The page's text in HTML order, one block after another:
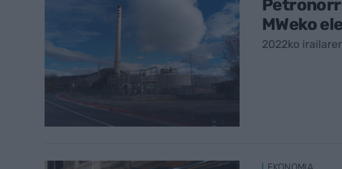
MWeko
2022ko